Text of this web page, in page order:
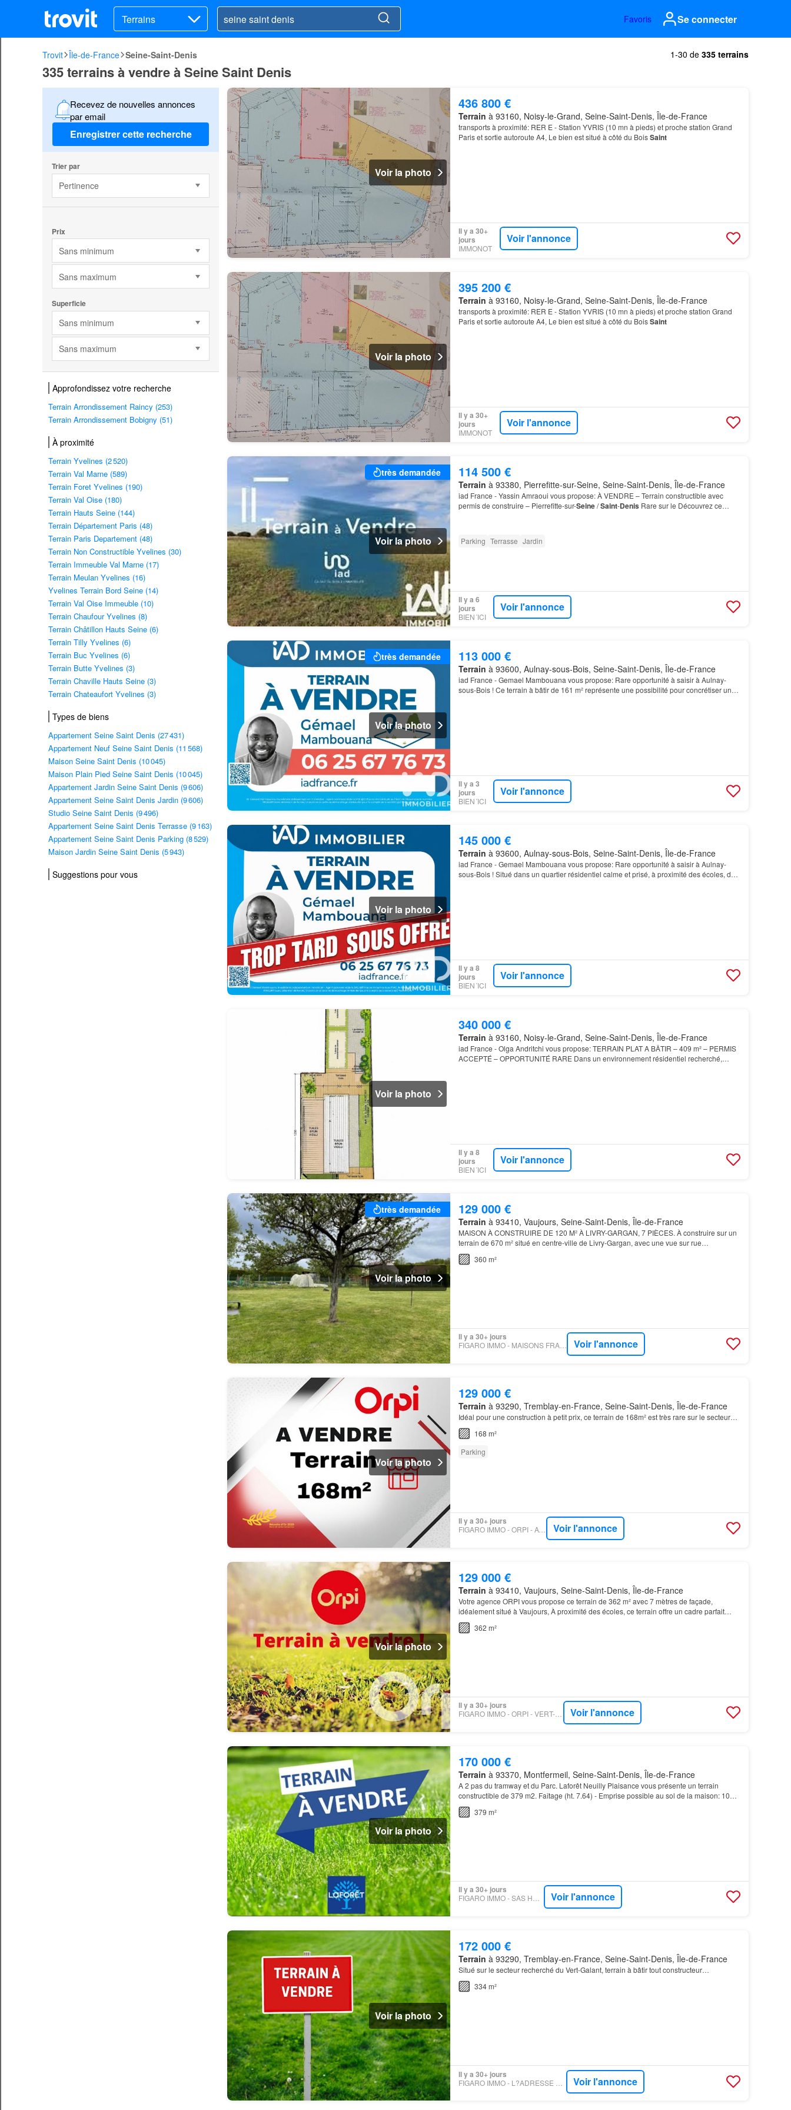
Terrains Favoris Se connecter
Trovit Île-de-France Seine-Saint-Denis 1-30 de 335 terrains
335 terrains à vendre à Seine Saint Denis
Recevez de nouvelles annonces
par email
Enregistrer cette recherche
Trier par
Pertinence
Prix
Sans minimum
Sans maximum
Superficie
Sans minimum
Sans maximum
Approfondissez votre recherche
Terrain Arrondissement Raincy (253)
Terrain Arrondissement Bobigny (51)
À proximité
Terrain Yvelines (2 520)
Terrain Val Marne (589)
Terrain Foret Yvelines (190)
Terrain Val Oise (180)
Terrain Hauts Seine (144)
Terrain Département Paris (48)
Terrain Paris Departement (48)
Terrain Non Constructible Yvelines (30)
Terrain Immeuble Val Marne (17)
Terrain Meulan Yvelines (16)
Yvelines Terrain Bord Seine (14)
Terrain Val Oise Immeuble (10)
Terrain Chaufour Yvelines (8)
Terrain Châtillon Hauts Seine (6)
Terrain Tilly Yvelines (6)
Terrain Buc Yvelines (6)
Terrain Butte Yvelines (3)
Terrain Chaville Hauts Seine (3)
Terrain Chateaufort Yvelines (3)
Types de biens
Appartement Seine Saint Denis (27 431)
Appartement Neuf Seine Saint Denis (11 568)
Maison Seine Saint Denis (10 045)
Maison Plain Pied Seine Saint Denis (10 045)
Appartement Jardin Seine Saint Denis (9 606)
Appartement Seine Saint Denis Jardin (9 606)
Studio Seine Saint Denis (9 496)
Appartement Seine Saint Denis Terrasse (9 163)
Appartement Seine Saint Denis Parking (8 529)
Maison Jardin Seine Saint Denis (5 943)
Suggestions pour vous
Voir la photo
436 800 €
Terrain à 93160, Noisy-le-Grand, Seine-Saint-Denis, Île-de-France
transports à proximité: RER E - Station YVRIS (10 mn à pieds) et proche station Grand
Paris et sortie autoroute A4, Le bien est situé à côté du BoisSaint
Il y a 30+
jours
IMMONOT
Voir l'annonce
Voir la photo
395 200 €
Terrain à 93160, Noisy-le-Grand, Seine-Saint-Denis, Île-de-France
transports à proximité: RER E - Station YVRIS (10 mn à pieds) et proche station Grand
Paris et sortie autoroute A4, Le bien est situé à côté du BoisSaint
Il y a 30+
jours
IMMONOT
Voir l'annonce
très demandée
Voir la photo
114 500 €
Terrain à 93380, Pierrefitte-sur-Seine, Seine-Saint-Denis, Île-de-France
iad France - Yassin Amraoui vous propose: À VENDRE – Terrain constructible avec
permis de construire – Pierrefitte-sur-Seine/Saint-Denis Rare sur le Découvrez ce
Parking Terrasse Jardin
Il y a 6
jours
BIEN´ICI
Voir l'annonce
très demandée
Voir la photo
113 000 €
Terrain à 93600, Aulnay-sous-Bois, Seine-Saint-Denis, Île-de-France
iad France - Gemael Mambouana vous propose: Rare opportunité à saisir à Aulnay-
sous-Bois ! Ce terrain à bâtir de 161 m² représente une possibilité pour concrétiser un
Il y a 3
jours
BIEN´ICI
Voir l'annonce
Voir la photo
145 000 €
Terrain à 93600, Aulnay-sous-Bois, Seine-Saint-Denis, Île-de-France
iad France - Gemael Mambouana vous propose: Rare opportunité à saisir à Aulnay-
sous-Bois ! Situé dans un quartier résidentiel calme et prisé, à proximité des écoles, des
Il y a 8
jours
BIEN´ICI
Voir l'annonce
Voir la photo
340 000 €
Terrain à 93160, Noisy-le-Grand, Seine-Saint-Denis, Île-de-France
iad France - Olga Andritchi vous propose: TERRAIN PLAT A BÂTIR – 409 m² – PERMIS
ACCEPTÉ – OPPORTUNITÉ RARE Dans un environnement résidentiel recherché,
Il y a 8
jours
BIEN´ICI
Voir l'annonce
très demandée
Voir la photo
129 000 €
Terrain à 93410, Vaujours, Seine-Saint-Denis, Île-de-France
MAISON À CONSTRUIRE DE 120 M² À LIVRY-GARGAN, 7 PIÈCES. À construire sur un
terrain de 670 m² situé en centre-ville de Livry-Gargan, avec une vue sur rue…
360 m²
Il y a 30+ jours
FIGARO IMMO - MAISONS FRANCE CONFORT LA QUEUE-EN-BRIE Voir l'annonce
Voir la photo
129 000 €
Terrain à 93290, Tremblay-en-France, Seine-Saint-Denis, Île-de-France
Idéal pour une construction à petit prix, ce terrain de 168m² est très rare sur le secteur…
168 m²
Parking
Il y a 30+ jours
FIGARO IMMO - ORPI - AT IMMOBILIER Voir l'annonce
Voir la photo
129 000 €
Terrain à 93410, Vaujours, Seine-Saint-Denis, Île-de-France
Votre agence ORPI vous propose ce terrain de 362 m² avec 7 mètres de façade,
idéalement situé à Vaujours, À proximité des écoles, ce terrain offre un cadre parfait
pour votre projet immobilier, c'est une opportunité à ne pas…
362 m²
Il y a 30+ jours
FIGARO IMMO - ORPI - VERT-GALANT IMMOBILIER Voir l'annonce
Voir la photo
170 000 €
Terrain à 93370, Montfermeil, Seine-Saint-Denis, Île-de-France
A 2 pas du tramway et du Parc. Laforêt Neuilly Plaisance vous présente un terrain
constructible de 379 m2. Faîtage (ht. 7.64) - Emprise possible au sol de la maison: 105
m²-…
379 m²
Il y a 30+ jours
Voir l'annonce
Voir la photo
172 000 €
Terrain à 93290, Tremblay-en-France, Seine-Saint-Denis, Île-de-France
Situé sur le secteur recherché du Vert-Galant, terrain à bâtir tout constructeur…
334 m²
Il y a 30+ jours
Voir l'annonce